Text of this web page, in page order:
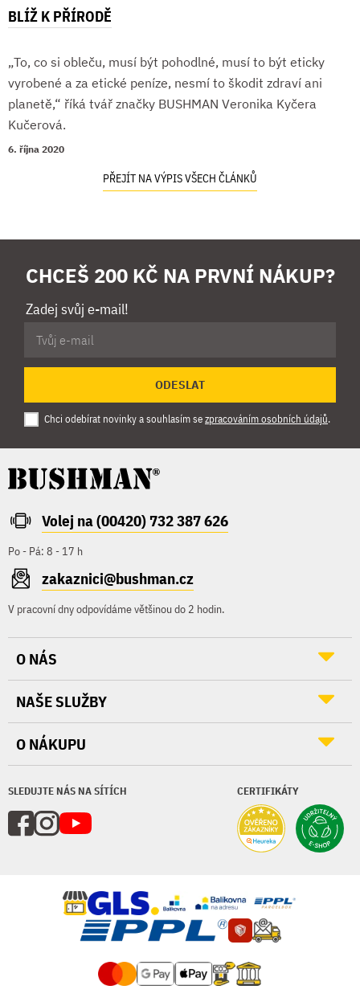
BLÍŽ K PŘÍRODĚ
„To, co si obleču, musí být pohodlné, musí to být eticky
vyrobené a za etické peníze, nesmí to škodit zdraví ani
planetě,“ říká tvář značky BUSHMAN Veronika Kyčera
Kučerová.
6. října 2020
PŘEJÍT NA VÝPIS VŠECH ČLÁNKŮ
CHCEŠ 200 KČ NA PRVNÍ NÁKUP?
Zadej svůj e-mail!
ODESLAT
Chci odebírat novinky a souhlasím sezpracováním osobních údajů.
Volej na (00420) 732 387 626
Po - Pá: 8 - 17 h
zakaznici@bushman.cz
V pracovní dny odpovídáme většinou do 2 hodin.
SLEDUJTE NÁS NA SÍTÍCH CERTIFIKÁTY
O NÁS
NAŠE SLUŽBY
O NÁKUPU